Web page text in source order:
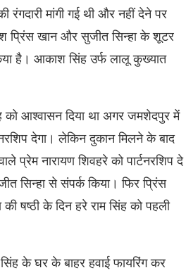
मांगी गई थी और नहीं देने पर
प्रिंस खान और सुजीत सिन्हा के शूटर
है। आकाश सिंह उर्फ लालू कुख्यात
आश्वासन दिया था अगर जमशेदपुर में
देगा। लेकिन दुकान मिलने के बाद
प्रेम नारायण शिवहरे को पार्टनरशिप दे
सिन्हा से संपर्क किया। फिर प्रिंस
षष्ठी के दिन हरे राम सिंह को पहली
के घर के बाहर हवाई फायरिंग कर